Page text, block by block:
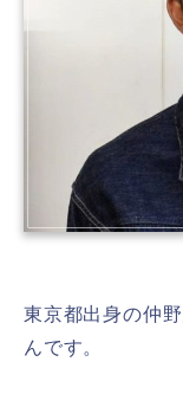
東京都出身の仲
んです。